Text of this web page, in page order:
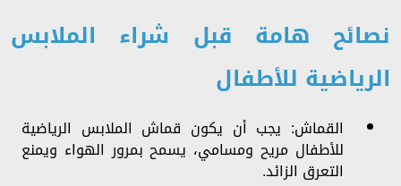
نصائح هامة قبل شراء الملابس
الرياضية للأطفال
القماش: يجب أن يكون قماش الملابس الرياضية
للأطفال مريح ومسامي، يسمح بمرور الهواء ويمنع
التعرق الزائد.